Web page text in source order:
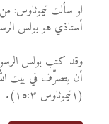
لو سألت تيموثاوس:
أستاذي هو بولس
وقد كتب بولس
أن يتصرّف في بيت
(١تيموثاوس ١٥:٣).